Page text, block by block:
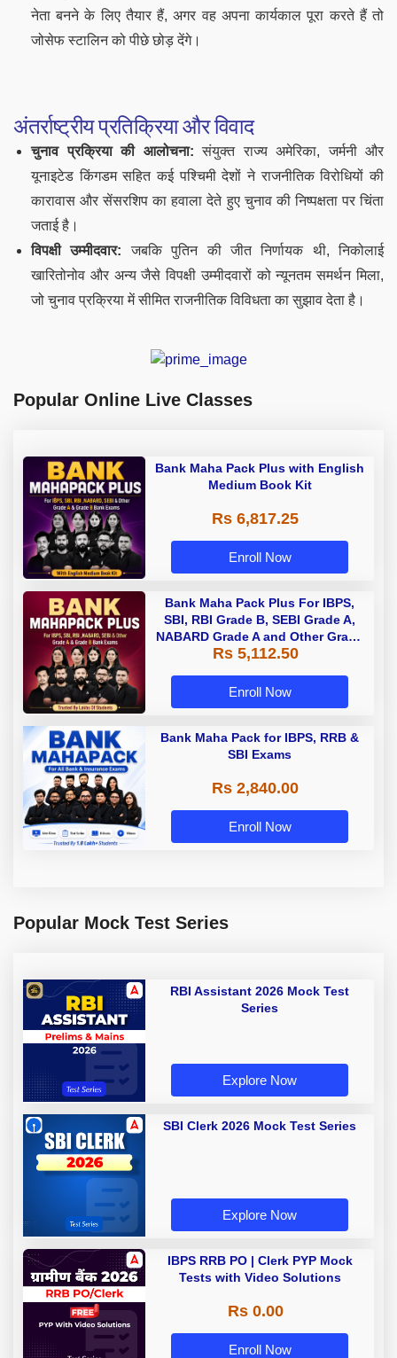
नेता बनने के लिए तैयार हैं, अगर वह अपना कार्यकाल पूरा करते हैं तो
जोसेफ स्टालिन को पीछे छोड़ देंगे।
अंतर्राष्ट्रीय प्रतिक्रिया और विवाद
चुनाव प्रक्रिया की आलोचना: संयुक्त राज्य अमेरिका, जर्मनी और
यूनाइटेड किंगडम सहित कई पश्चिमी देशों ने राजनीतिक विरोधियों की
कारावास और सेंसरशिप का हवाला देते हुए चुनाव की निष्पक्षता पर चिंता
जताई है।
विपक्षी उम्मीदवार: जबकि पुतिन की जीत निर्णायक थी, निकोलाई
खारितोनोव और अन्य जैसे विपक्षी उम्मीदवारों को न्यूनतम समर्थन मिला,
जो चुनाव प्रक्रिया में सीमित राजनीतिक विविधता का सुझाव देता है।
Popular Online Live Classes
Bank Maha Pack Plus with English
Medium Book Kit
Rs 6,817.25
Enroll Now
Bank Maha Pack Plus For IBPS,
SBI, RBI Grade B, SEBI Grade A,
NABARD Grade A and Other Grade
A & Grade B Bank Exams
Rs 5,112.50
Enroll Now
Bank Maha Pack for IBPS, RRB &
SBI Exams
Rs 2,840.00
Enroll Now
Popular Mock Test Series
RBI Assistant 2026 Mock Test
Series
Explore Now
SBI Clerk 2026 Mock Test Series
Explore Now
IBPS RRB PO | Clerk PYP Mock
Tests with Video Solutions
Rs 0.00
Enroll Now